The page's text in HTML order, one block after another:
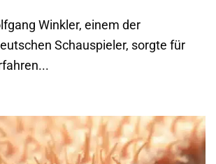
Winkler, einem der
Schauspieler, sorgte für